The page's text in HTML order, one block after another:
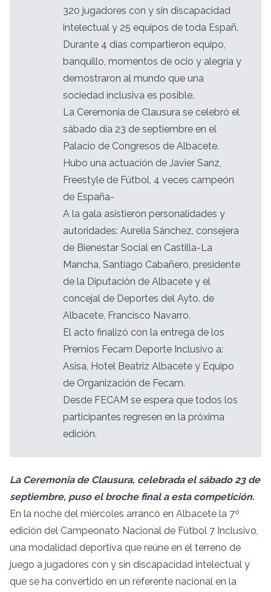
320 jugadores con y sin discapacidad
intelectual y 25 equipos de toda Españ.
Durante 4 días compartieron equipo,
banquillo, momentos de ocio y alegría y
demostraron al mundo que una
sociedad inclusiva es posible.
La Ceremonia de Clausura se celebró el
sábado día 23 de septiembre en el
Palacio de Congresos de Albacete.
Hubo una actuación de Javier Sanz,
Freestyle de Fútbol, 4 veces campeón
de España-
A la gala asistieron personalidades y
autoridades: Aurelia Sánchez, consejera
de Bienestar Social en Castilla-La
Mancha, Santiago Cabañero, presidente
de la Diputación de Albacete y el
concejal de Deportes del Ayto. de
Albacete, Francisco Navarro.
El acto finalizó con la entrega de los
Premios Fecam Deporte Inclusivo a:
Asisa, Hotel Beatriz Albacete y Equipo
de Organización de Fecam.
Desde FECAM se espera que todos los
participantes regresen en la próxima
edición.
La Ceremonia de Clausura, celebrada el sábado 23 de
septiembre, puso el broche final a esta competición.
En la noche del miércoles arrancó en Albacete la 7º
edición del Campeonato Nacional de Fútbol 7 Inclusivo,
una modalidad deportiva que reúne en el terreno de
juego a jugadores con y sin discapacidad intelectual y
que se ha convertido en un referente nacional en la